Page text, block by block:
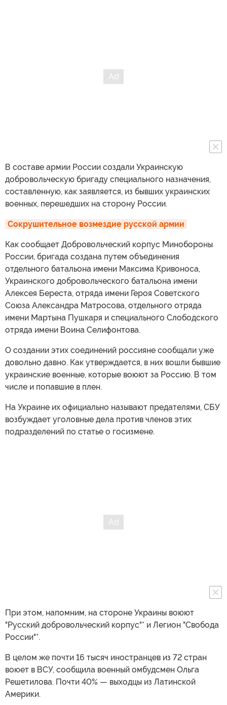
В составе армии России создали Украинскую
добровольческую бригаду специального назначения,
составленную, как заявляется, из бывших украинских
военных, перешедших на сторону России.
Сокрушительное возмездие русской армии
Как сообщает Добровольческий корпус Минобороны
России, бригада создана путем объединения
отдельного батальона имени Максима Кривоноса,
Украинского добровольческого батальона имени
Алексея Береста, отряда имени Героя Советского
Союза Александра Матросова, отдельного отряда
имени Мартына Пушкаря и специального Слободского
отряда имени Воина Селифонтова.
О создании этих соединений россияне сообщали уже
довольно давно. Как утверждается, в них вошли бывшие
украинские военные, которые воюют за Россию. В том
числе и попавшие в плен.
На Украине их официально называют предателями, СБУ
возбуждает уголовные дела против членов этих
подразделений по статье о госизмене.
При этом, напомним, на стороне Украины воюют
"Русский добровольческий корпус"* и Легион "Свобода
России"*.
В целом же почти 16 тысяч иностранцев из 72 стран
воюет в ВСУ, сообщила военный омбудсмен Ольга
Решетилова. Почти 40% — выходцы из Латинской
Америки.